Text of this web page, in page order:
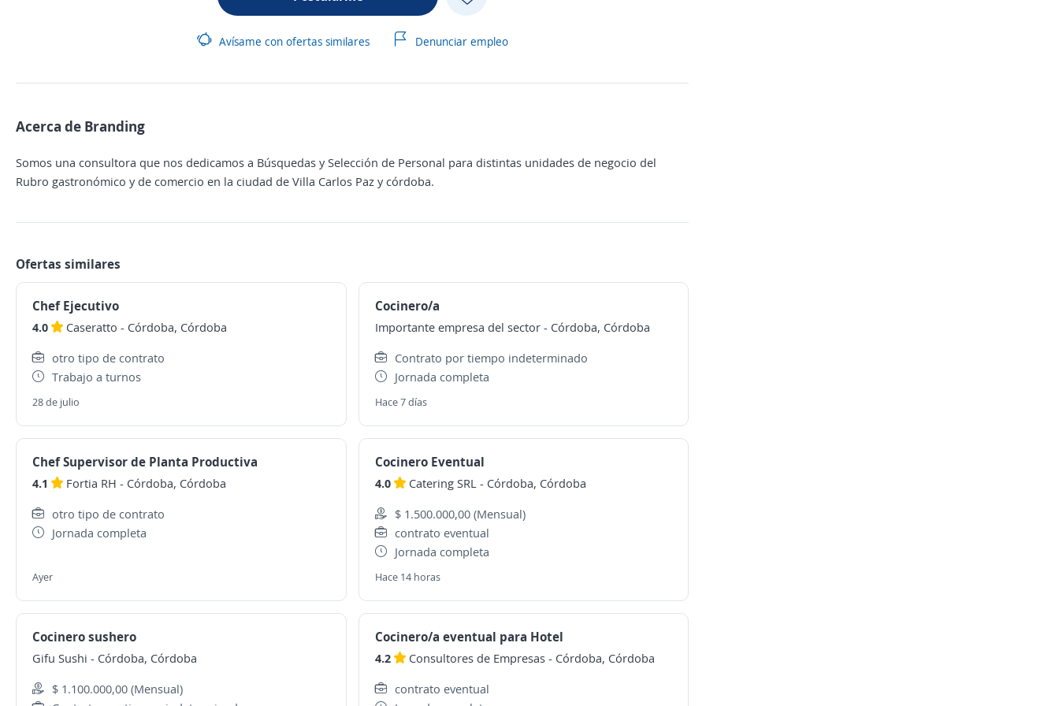
Avísame con ofertas similares Denunciar empleo
Acerca de Branding
Somos una consultora que nos dedicamos a Búsquedas y Selección de Personal para distintas unidades de negocio del
Rubro gastronómico y de comercio en la ciudad de Villa Carlos Paz y córdoba.
Ofertas similares
Chef Ejecutivo
4.0 Caseratto - Córdoba, Córdoba
otro tipo de contrato
Trabajo a turnos
28 de julio
Cocinero/a
Importante empresa del sector - Córdoba, Córdoba
Contrato por tiempo indeterminado
Jornada completa
Hace 7 días
Chef Supervisor de Planta Productiva
4.1 Fortia RH - Córdoba, Córdoba
otro tipo de contrato
Jornada completa
Ayer
Cocinero Eventual
4.0 Catering SRL - Córdoba, Córdoba
$ 1.500.000,00 (Mensual)
contrato eventual
Jornada completa
Hace 14 horas
Cocinero sushero
Gifu Sushi - Córdoba, Córdoba
$ 1.100.000,00 (Mensual)
Cocinero/a eventual para Hotel
4.2 Consultores de Empresas - Córdoba, Córdoba
contrato eventual